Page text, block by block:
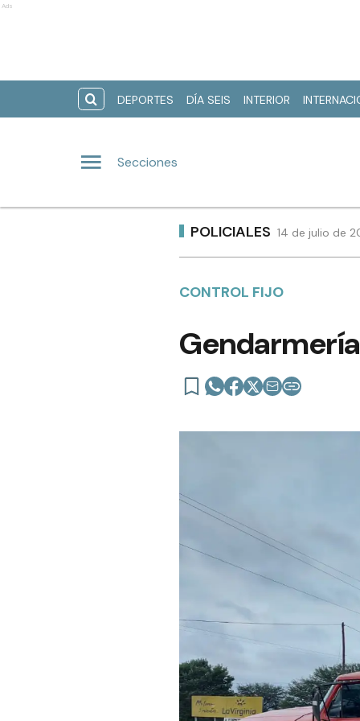
Ads
DEPORTES DÍA SEIS INTERIOR
Secciones
POLICIALES 14 de julio de
CONTROL FIJO